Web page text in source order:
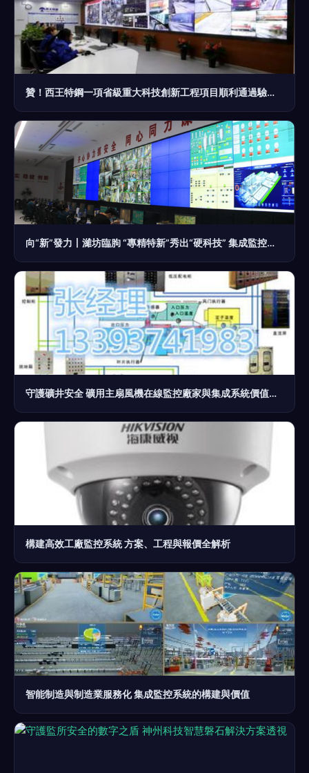
贊！西王特鋼一項省級重大科技創新工程項目順利通過驗收，集成監控系統成效顯著
向“新”發力丨濰坊臨朐 “專精特新”秀出“硬科技” 集成監控系統筑牢安全防線
守護礦井安全 礦用主扇風機在線監控廠家與集成系統價值解析
構建高效工廠監控系統 方案、工程與報價全解析
智能制造與制造業服務化 集成監控系統的構建與價值